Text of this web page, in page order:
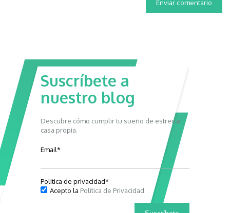
Suscríbete a
nuestro blog
Descubre cómo cumplir tu sueño de estrenar
casa propia.
Email*
Politica de privacidad*
Acepto la Política de Privacidad